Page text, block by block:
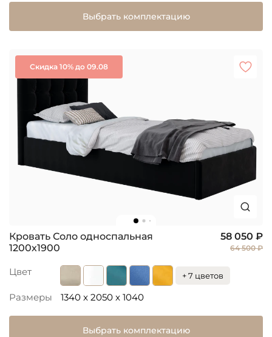
Выбрать комплектацию
Скидка 10% до 09.08
Кровать Соло односпальная
1200х1900
58 050 ₽
64 500 ₽
Цвет + 7 цветов
Размеры 1340 x 2050 x 1040
Выбрать комплектацию